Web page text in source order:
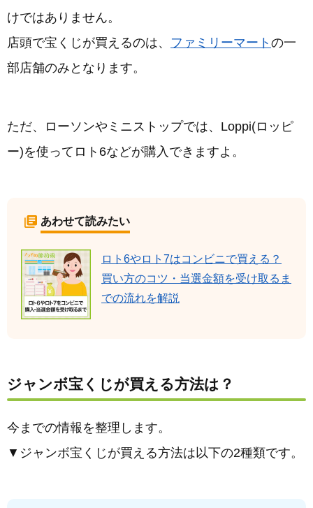
けではありません。
店頭で宝くじが買えるのは、 ファミリーマート の一
部店舗のみとなります。
ただ、ローソンやミニストップでは、Loppi(ロッピ
ー)を使ってロト6などが購入できますよ。
あわせて読みたい
ロト6やロト7はコンビニで買える？
買い方のコツ・当選金額を受け取るま
での流れを解説
ジャンボ宝くじが買える方法は？
今までの情報を整理します。
▼ジャンボ宝くじが買える方法は以下の2種類です。